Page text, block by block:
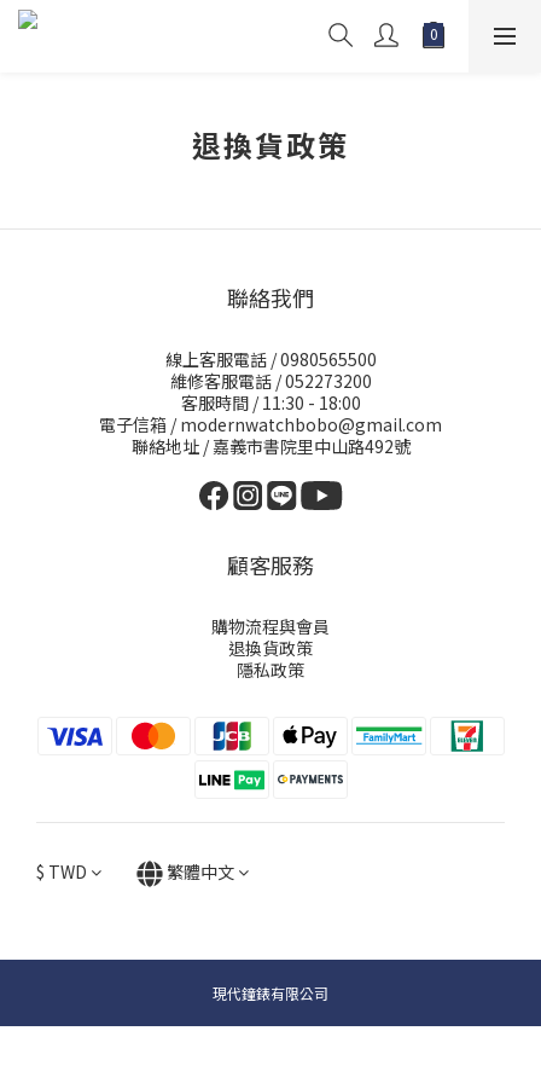
退換貨政策
聯絡我們
線上客服電話 / 0980565500
維修客服電話 / 052273200
客服時間 / 11:30 - 18:00
電子信箱 / modernwatchbobo@gmail.com
聯絡地址 / 嘉義市書院里中山路492號
顧客服務
購物流程與會員
退換貨政策
隱私政策
$ TWD 繁體中文
現代鐘錶有限公司